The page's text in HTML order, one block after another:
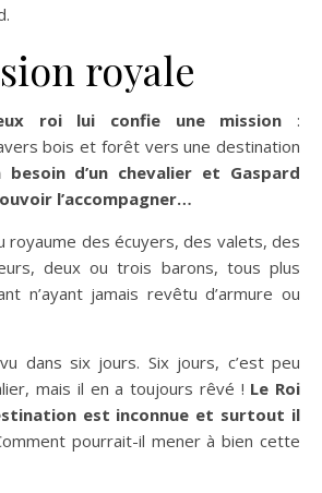
royale
roi lui confie une mission :
bois et forêt vers une destination
besoin d’un chevalier et Gaspard
l’accompagner…
royaume des écuyers, des valets, des
deux ou trois barons, tous plus
n’ayant jamais revêtu d’armure ou
dans six jours. Six jours, c’est peu
mais il en a toujours rêvé ! Le Roi
est inconnue et surtout il
pourrait-il mener à bien cette